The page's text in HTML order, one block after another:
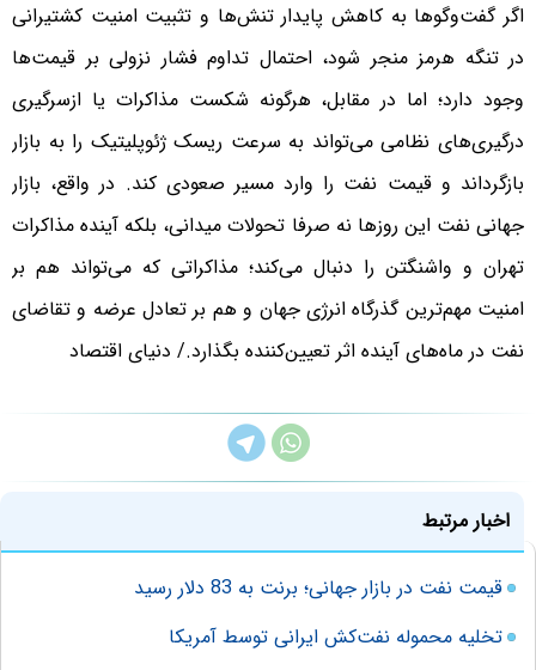
اگر گفت‌وگوها به کاهش پایدار تنش‌ها و تثبیت امنیت کشتیرانی
در تنگه هرمز منجر شود، احتمال تداوم فشار نزولی بر قیمت‌ها
وجود دارد؛ اما در مقابل، هرگونه شکست مذاکرات یا ازسرگیری
درگیری‌های نظامی می‌تواند به سرعت ریسک ژئوپلیتیک را به بازار
بازگرداند و قیمت نفت را وارد مسیر صعودی کند. در واقع، بازار
جهانی نفت این روزها نه صرفا تحولات میدانی، بلکه آینده مذاکرات
تهران و واشنگتن را دنبال می‌کند؛ مذاکراتی که می‌تواند هم بر
امنیت مهم‌ترین گذرگاه انرژی جهان و هم بر تعادل عرضه و تقاضای
نفت در ماه‌های آینده اثر تعیین‌کننده بگذارد./ دنیای اقتصاد
اخبار مرتبط
قیمت نفت در بازار جهانی؛ برنت به 83 دلار رسید
تخلیه محموله نفت‌کش ایرانی توسط آمریکا